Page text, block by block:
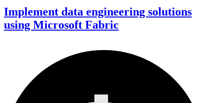
Implement data engineering solutions
using Microsoft Fabric